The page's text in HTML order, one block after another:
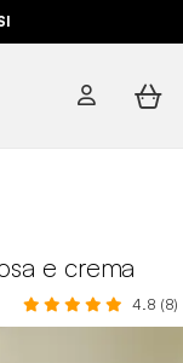
e crema
4.8 (8)